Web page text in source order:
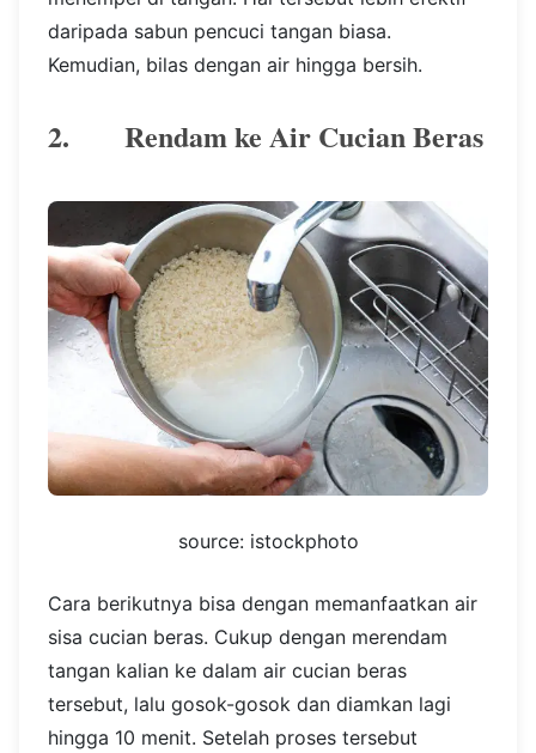
daripada sabun pencuci tangan biasa.
Kemudian, bilas dengan air hingga bersih.
2. Rendam ke Air Cucian Beras
source: istockphoto
Cara berikutnya bisa dengan memanfaatkan air
sisa cucian beras. Cukup dengan merendam
tangan kalian ke dalam air cucian beras
tersebut, lalu gosok-gosok dan diamkan lagi
hingga 10 menit. Setelah proses tersebut